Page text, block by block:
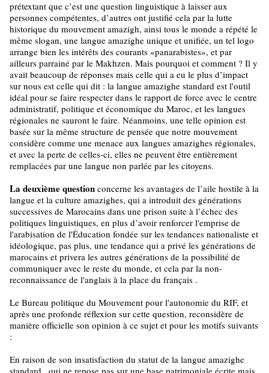
prétextant que c’est une question linguistique à laisser aux
personnes compétentes, d’autres ont justifié cela par la lutte
historique du mouvement amazigh, ainsi tous le monde a répété le
même slogan, une langue amazighe unique et unifiée, un tel logo
arrange bien les intérêts des courants «panarabistes», et par
ailleurs parrainé par le Makhzen. Mais pourquoi et comment ? Il y
avait beaucoup de réponses mais celle qui a eu le plus d’impact
sur nous est celle qui dit : la langue amazighe standard est l'outil
idéal pour se faire respecter dans le rapport de force avec le centre
administratif, politique et économique du Maroc, et les langues
régionales ne sauront le faire. Néanmoins, une telle opinion est
basée sur la même structure de pensée que notre mouvement
considère comme une menace aux langues amazighes régionales,
et avec la perte de celles-ci, elles ne peuvent être entièrement
remplacées par une langue non parlée par les citoyens.
La deuxième question concerne les avantages de l’aile hostile à la
langue et la culture amazighes, qui a introduit des générations
successives de Marocains dans une prison suite à l’échec des
politiques linguistiques, en plus d’avoir renforcer l'emprise de
l'arabisation de l'Éducation fondée sur les tendances nationaliste et
idéologique, pas plus, une tendance qui a privé les générations de
marocains et privera les autres générations de la possibilité de
communiquer avec le reste du monde, et cela par la non-
reconnaissance de l'anglais à la place du français .
Le Bureau politique du Mouvement pour l'autonomie du RIF, et
après une profonde réflexion sur cette question, reconsidère de
manière officielle son opinion à ce sujet et pour les motifs suivants
:
En raison de son insatisfaction du statut de la langue amazighe